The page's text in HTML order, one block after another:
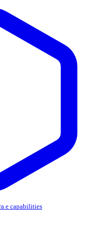
e capabilities